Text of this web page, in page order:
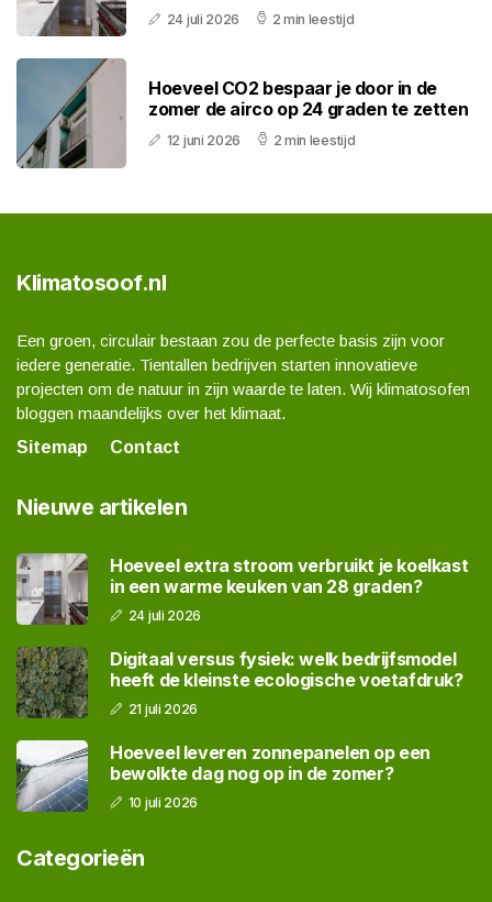
24 juli 2026 2 min leestijd
Hoeveel CO2 bespaar je door in de
zomer de airco op 24 graden te zetten
12 juni 2026 2 min leestijd
Klimatosoof.nl
Een groen, circulair bestaan zou de perfecte basis zijn voor
iedere generatie. Tientallen bedrijven starten innovatieve
projecten om de natuur in zijn waarde te laten. Wij klimatosofen
bloggen maandelijks over het klimaat.
Sitemap
Contact
Nieuwe artikelen
Hoeveel extra stroom verbruikt je koelkast
in een warme keuken van 28 graden?
24 juli 2026
Digitaal versus fysiek: welk bedrijfsmodel
heeft de kleinste ecologische voetafdruk?
21 juli 2026
Hoeveel leveren zonnepanelen op een
bewolkte dag nog op in de zomer?
10 juli 2026
Categorieën